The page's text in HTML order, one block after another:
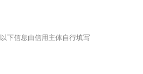
以下信息由信用主体自行填写